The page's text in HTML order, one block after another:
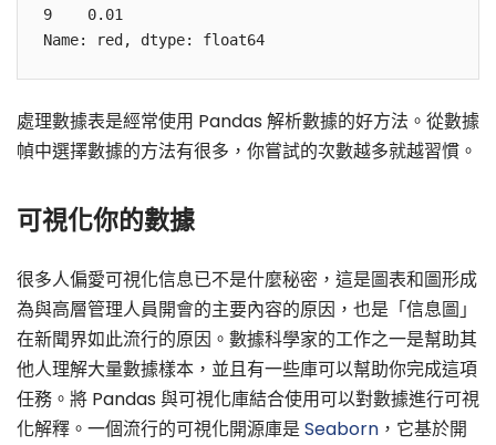
9    0.01
Name: red, dtype: float64
處理數據表是經常使用 Pandas 解析數據的好方法。從數據
幀中選擇數據的方法有很多，你嘗試的次數越多就越習慣。
可視化你的數據
很多人偏愛可視化信息已不是什麼秘密，這是圖表和圖形成
為與高層管理人員開會的主要內容的原因，也是「信息圖」
在新聞界如此流行的原因。數據科學家的工作之一是幫助其
他人理解大量數據樣本，並且有一些庫可以幫助你完成這項
任務。將 Pandas 與可視化庫結合使用可以對數據進行可視
化解釋。一個流行的可視化開源庫是Seaborn ，它基於開